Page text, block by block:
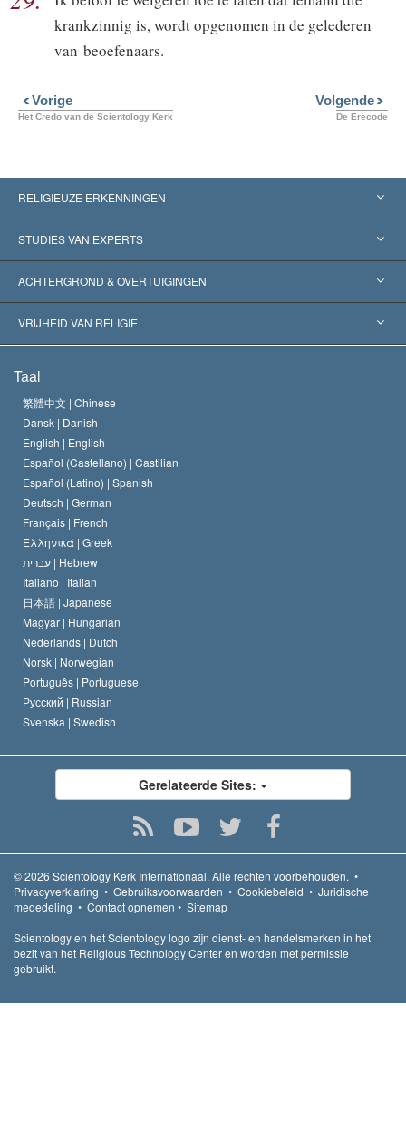
krankzinnig is, wordt opgenomen in de gelederen
van beoefenaars.
Vorige
Het Credo van de Scientology Kerk
Volgende
De Erecode
RELIGIEUZE ERKENNINGEN
Verenigde Staten
Wereldwijde Erkenningen
Historische Beslissingen
STUDIES VAN EXPERTS
Expertises per Categorie
’s Werelds Meest Vooraanstaande Experts
ACHTERGROND & OVERTUIGINGEN
L. Ron Hubbard
Het Credo van de Scientology Kerk
De Code van een Scientoloog
David Miscavige
VRIJHEID VAN RELIGIE
Internationale Mensenrechten Standaards
Verklaring over Religie
Taal
繁體中文 | Chinese
Dansk | Danish
English | English
Español (Castellano) | Castilian
Español (Latino) | Spanish
Deutsch | German
Français | French
Ελληνικά | Greek
עברית | Hebrew
Italiano | Italian
日本語 | Japanese
Magyar | Hungarian
Nederlands | Dutch
Norsk | Norwegian
Português | Portuguese
Русский | Russian
Svenska | Swedish
Gerelateerde Sites:
© 2026 Scientology Kerk Internationaal. Alle rechten voorbehouden. •
Privacyverklaring • Gebruiksvoorwaarden • Cookiebeleid • Juridische
mededeling • Contact opnemen • Sitemap
Scientology en het Scientology logo zijn dienst- en handelsmerken in het
bezit van het Religious Technology Center en worden met permissie
gebruikt.